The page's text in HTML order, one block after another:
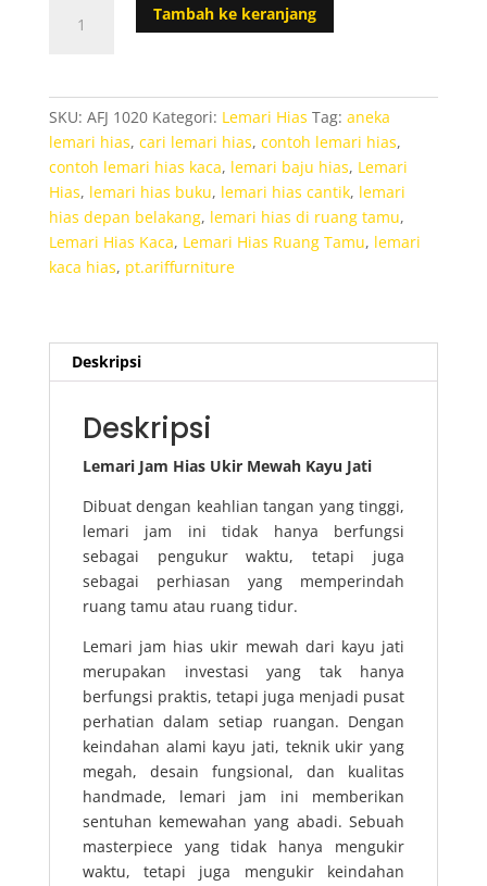
Lemari
Tambah ke keranjang
SKU: AFJ 1020 Kategori: Lemari Hias Tag: aneka
lemari hias, cari lemari hias, contoh lemari hias,
contoh lemari hias kaca, lemari baju hias, Lemari
Hias, lemari hias buku, lemari hias cantik, lemari
hias depan belakang, lemari hias di ruang tamu,
Lemari Hias Kaca, Lemari Hias Ruang Tamu, lemari
kaca hias, pt.ariffurniture
Deskripsi
Deskripsi
Lemari Jam Hias Ukir Mewah Kayu Jati
Dibuat dengan keahlian tangan yang tinggi,
lemari jam ini tidak hanya berfungsi
sebagai pengukur waktu, tetapi juga
sebagai perhiasan yang memperindah
ruang tamu atau ruang tidur.
Lemari jam hias ukir mewah dari kayu jati
merupakan investasi yang tak hanya
berfungsi praktis, tetapi juga menjadi pusat
perhatian dalam setiap ruangan. Dengan
keindahan alami kayu jati, teknik ukir yang
megah, desain fungsional, dan kualitas
handmade, lemari jam ini memberikan
sentuhan kemewahan yang abadi. Sebuah
masterpiece yang tidak hanya mengukir
waktu, tetapi juga mengukir keindahan